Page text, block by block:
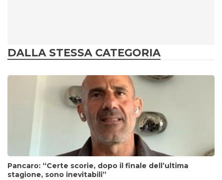
DALLA STESSA CATEGORIA
Pancaro: “Certe scorie, dopo il finale dell’ultima
stagione, sono inevitabili”